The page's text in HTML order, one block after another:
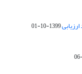
1399-10-01